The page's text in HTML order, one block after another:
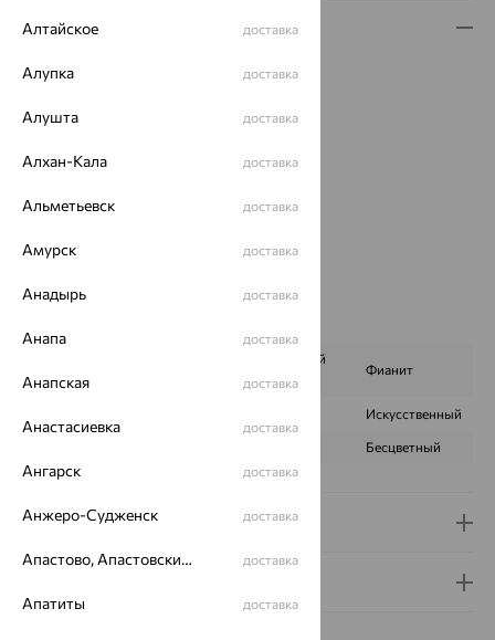
Описание
Вид изделия:
Металл:
Проба: 585
Страна происхождения:
Цвет вставки:
Наименование цвета вставки:
Синий
Корунд сапфировый
Фианит
Искусственный
Бесцветный
Доставка и оплата
Алтайское доставка
Алупка доставка
Алушта доставка
Алхан-Кала доставка
Альметьевск доставка
Амурск доставка
Анадырь доставка
Анапа доставка
Анапская доставка
Анастасиевка доставка
Ангарск доставка
Анжеро-Судженск доставка
Апастово, Апастовский район доставка
Апатиты доставка